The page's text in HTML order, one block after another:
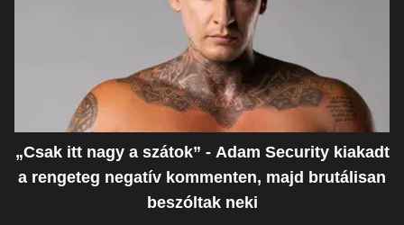
„Csak itt nagy a szátok” - Adam Security kiakadt
a rengeteg negatív kommenten, majd brutálisan
beszóltak neki